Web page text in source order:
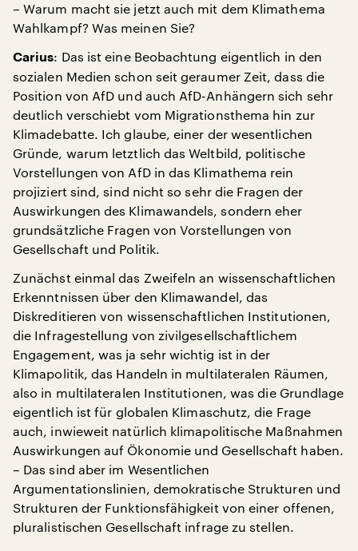
– Warum macht sie jetzt auch mit dem Klimathema
Wahlkampf? Was meinen Sie?
Carius: Das ist eine Beobachtung eigentlich in den
sozialen Medien schon seit geraumer Zeit, dass die
Position von AfD und auch AfD-Anhängern sich sehr
deutlich verschiebt vom Migrationsthema hin zur
Klimadebatte. Ich glaube, einer der wesentlichen
Gründe, warum letztlich das Weltbild, politische
Vorstellungen von AfD in das Klimathema rein
projiziert sind, sind nicht so sehr die Fragen der
Auswirkungen des Klimawandels, sondern eher
grundsätzliche Fragen von Vorstellungen von
Gesellschaft und Politik.
Zunächst einmal das Zweifeln an wissenschaftlichen
Erkenntnissen über den Klimawandel, das
Diskreditieren von wissenschaftlichen Institutionen,
die Infragestellung von zivilgesellschaftlichem
Engagement, was ja sehr wichtig ist in der
Klimapolitik, das Handeln in multilateralen Räumen,
also in multilateralen Institutionen, was die Grundlage
eigentlich ist für globalen Klimaschutz, die Frage
auch, inwieweit natürlich klimapolitische Maßnahmen
Auswirkungen auf Ökonomie und Gesellschaft haben.
– Das sind aber im Wesentlichen
Argumentationslinien, demokratische Strukturen und
Strukturen der Funktionsfähigkeit von einer offenen,
pluralistischen Gesellschaft infrage zu stellen.